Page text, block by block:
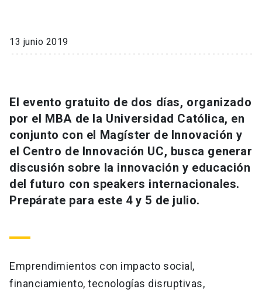
Vinculación
Información para keyboard_arrow_down
Futuros estudiantes
Estudiantes
Académicos
Alumni
Padres y familia
Go to english site
ACCESOS DIRECTOS
Admisión
Mi Cuenta UC launch
Medios Biblioteca launch
13 junio 2019
El evento gratuito de dos días, organizado
por el MBA de la Universidad Católica, en
conjunto con el Magíster de Innovación y
el Centro de Innovación UC, busca generar
discusión sobre la innovación y educación
del futuro con speakers internacionales.
Prepárate para este 4 y 5 de julio.
Emprendimientos con impacto social,
financiamiento, tecnologías disruptivas,